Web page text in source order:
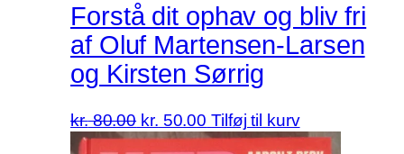
Forstå dit ophav og bliv fri
af Oluf Martensen-Larsen
og Kirsten Sørrig
kr.80.00 Den
oprindelige
kr. 50.00 Den
aktuelle
Tilføj til kurv